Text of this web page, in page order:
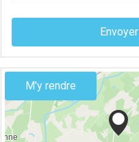
Envoyer
M'y rendre